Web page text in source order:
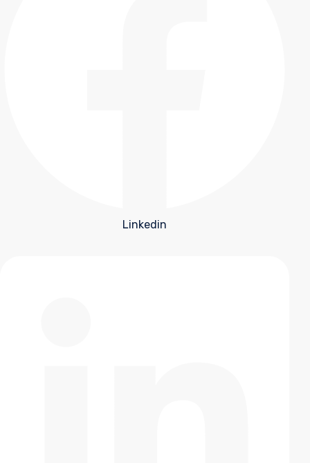
Linkedin